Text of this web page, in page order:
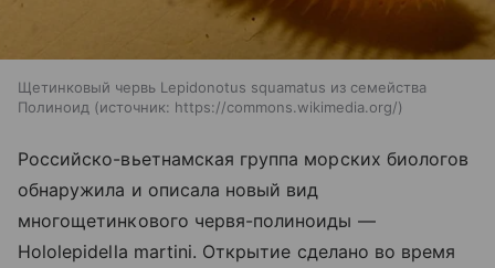
Щетинковый червь Lepidonotus squamatus из семейства
Полиноид
источник: https://commons.wikimedia.org/
Российско-вьетнамская группа морских биологов
обнаружила и описала новый вид
многощетинкового червя-полиноиды —
Hololepidella martini. Открытие сделано во время